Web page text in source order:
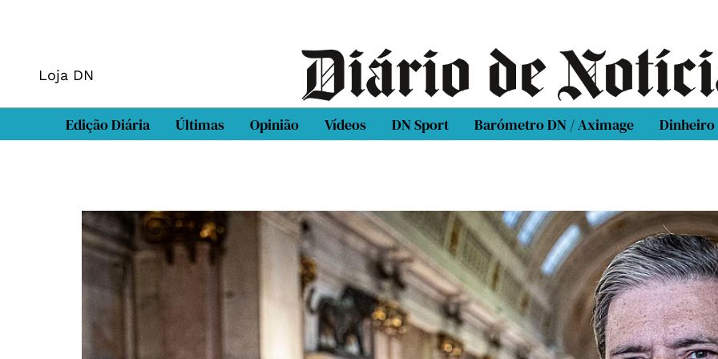
Loja DN
Edição Diária Últimas Opinião Vídeos DN Sport Barómetro DN / Aximage Dinheiro